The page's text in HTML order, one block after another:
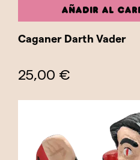
AÑADIR AL
Caganer Darth Vader
25,00 €